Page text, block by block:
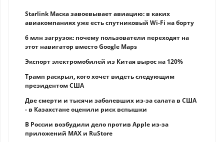
Starlink Маска завоевывает авиацию: в каких
авиакомпаниях уже есть спутниковый Wi-Fi на борту
6 млн загрузок: почему пользователи переходят на
этот навигатор вместо Google Maps
Экспорт электромобилей из Китая вырос на 120%
Трамп раскрыл, кого хочет видеть следующим
президентом США
Две смерти и тысячи заболевших из-за салата в США
- в Казахстане оценили риск вспышки
В России возбудили дело против Apple из-за
приложений MAX и RuStore